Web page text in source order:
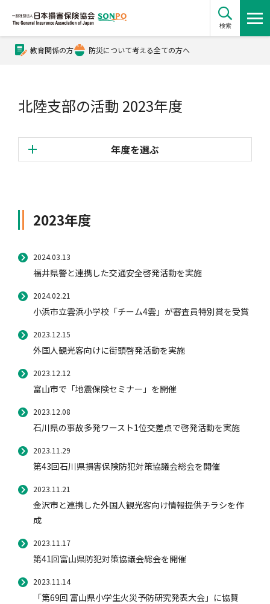
検索
公式Xアカウント
公式YouTubeチャンネル
損害保険とは？
自賠責保険
自動車保険
火災保険
地震保険
医療・介護保険
個人賠償責任保険
風水雪災等による損害を補償する損害保険
協会の活動・概要トップ
協会の活動
協会概要
業務・財務等に関する資料
採用情報
所在地（本部・支部）
損害保険お役立ち情報
会員会社情報
会員会社情報トップ
損害保険会社の概況
各社の商品について
保険金の支払状況（第三分野）
会員会社等一覧
試験・研修
試験・研修トップ
損害保険代理店について
アジャスター試験
医療研修
交通事故医療研究助成
統計・刊行物・報告書
統計・刊行物・報告書トップ
刊行物・報告書
お知らせ
最新情報
協会ニュースリリース
会員各社ニュースリリース
相談・通報等窓口トップ
損害保険の相談窓口
自然災害損保契約のご照会
English
教育関係の方 防災について考える全ての方へ
北陸支部の活動 2023年度
年度を選ぶ
2023年度
2021年度
2020年度
2019年度
2018年度
2017年度
2016年度
2015年度
2023年度
2024.03.13
福井県警と連携した交通安全啓発活動を実施
2024.02.21
小浜市立雲浜小学校「チーム4雲」が審査員特別賞を受賞
2023.12.15
外国人観光客向けに街頭啓発活動を実施
2023.12.12
富山市で「地震保険セミナー」を開催
2023.12.08
石川県の事故多発ワースト1位交差点で啓発活動を実施
2023.11.29
第43回石川県損害保険防犯対策協議会総会を開催
2023.11.21
金沢市と連携した外国人観光客向け情報提供チラシを作
成
2023.11.17
第41回富山県防犯対策協議会総会を開催
2023.11.14
「第69回 富山県小学生火災予防研究発表大会」に協賛